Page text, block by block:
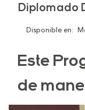
Diplomado
Disponible en:
Este
de